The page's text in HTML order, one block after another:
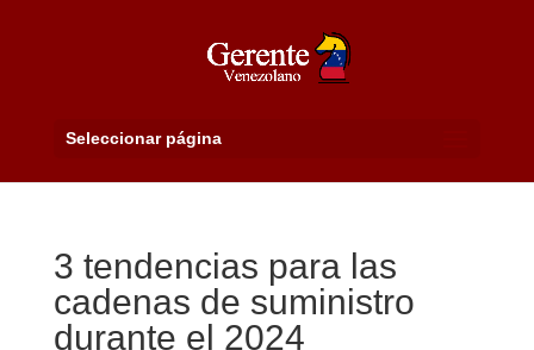
Seleccionar página
3 tendencias para las
cadenas de suministro
durante el 2024